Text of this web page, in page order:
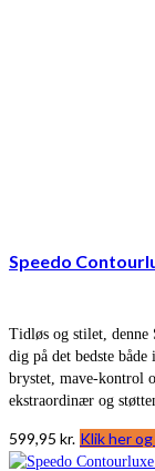
Speedo
Tidløs og stilet,
dig på det bedste
brystet, mave-kontrol
ekstraordinær og
599,95 kr. Klik her